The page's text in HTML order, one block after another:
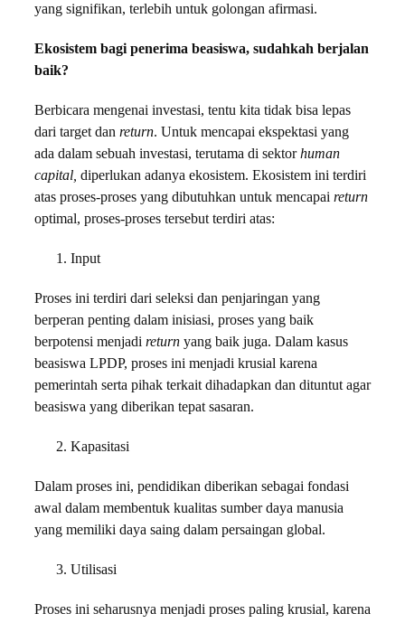
yang signifikan, terlebih untuk golongan afirmasi.
Ekosistem bagi penerima beasiswa, sudahkah berjalan
baik?
Berbicara mengenai investasi, tentu kita tidak bisa lepas
dari target dan return. Untuk mencapai ekspektasi yang
ada dalam sebuah investasi, terutama di sektorhuman
capital, diperlukan adanya ekosistem. Ekosistem ini terdiri
atas proses-proses yang dibutuhkan untuk mencapai return
optimal, proses-proses tersebut terdiri atas:
Input
Proses ini terdiri dari seleksi dan penjaringan yang
berperan penting dalam inisiasi, proses yang baik
berpotensi menjadi return yang baik juga. Dalam kasus
beasiswa LPDP, proses ini menjadi krusial karena
pemerintah serta pihak terkait dihadapkan dan dituntut agar
beasiswa yang diberikan tepat sasaran.
Kapasitasi
Dalam proses ini, pendidikan diberikan sebagai fondasi
awal dalam membentuk kualitas sumber daya manusia
yang memiliki daya saing dalam persaingan global.
Utilisasi
Proses ini seharusnya menjadi proses paling krusial, karena